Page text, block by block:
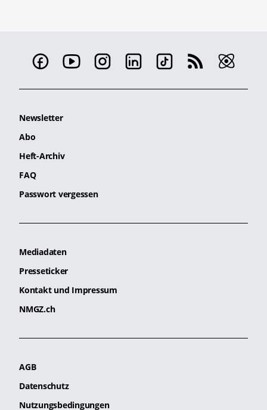
Newsletter
Abo
Heft-Archiv
FAQ
Passwort vergessen
Mediadaten
Presseticker
Kontakt und Impressum
NMGZ.ch
AGB
Datenschutz
Nutzungsbedingungen